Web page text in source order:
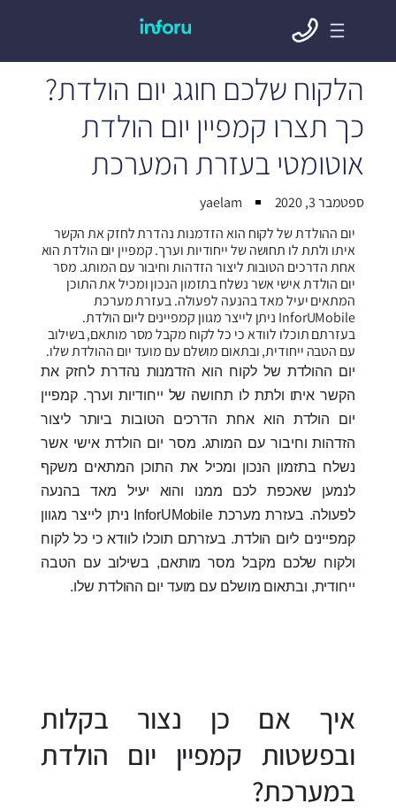
הלקוח שלכם חוגג יום הולדת?
כך תצרו קמפיין יום הולדת
אוטומטי בעזרת המערכת
ספטמבר 3, 2020
yaelam
יום ההולדת של לקוח הוא הזדמנות נהדרת לחזק את הקשר
איתו ולתת לו תחושה של ייחודיות וערך. קמפיין יום הולדת הוא
אחת הדרכים הטובות ליצור הזדהות וחיבור עם המותג. מסר
יום הולדת אישי אשר נשלח בתזמון הנכון ומכיל את התוכן
המתאים יעיל מאד בהנעה לפעולה. בעזרת מערכת
InforUMobile ניתן לייצר מגוון קמפיינים ליום הולדת.
בעזרתם תוכלו לוודא כי כל לקוח מקבל מסר מותאם, בשילוב
עם הטבה ייחודית, ובתאום מושלם עם מועד יום ההולדת שלו.
יום ההולדת של לקוח הוא הזדמנות נהדרת לחזק את
הקשר איתו ולתת לו תחושה של ייחודיות וערך. קמפיין
יום הולדת הוא אחת הדרכים הטובות ביותר ליצור
הזדהות וחיבור עם המותג. מסר יום הולדת אישי אשר
נשלח בתזמון הנכון ומכיל את התוכן המתאים משקף
לנמען שאכפת לכם ממנו והוא יעיל מאד בהנעה
לפעולה. בעזרת מערכת InforUMobile ניתן לייצר מגוון
קמפיינים ליום הולדת. בעזרתם תוכלו לוודא כי כל לקוח
ולקוח שלכם מקבל מסר מותאם, בשילוב עם הטבה
ייחודית, ובתאום מושלם עם מועד יום ההולדת שלו.
איך אם כן נצור בקלות
ובפשטות קמפיין יום הולדת
במערכת?